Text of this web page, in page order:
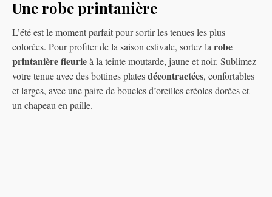
Une robe printanière
L’été est le moment parfait pour sortir les tenues les plus
colorées. Pour profiter de la saison estivale, sortez la robe
printanière fleurieà la teinte moutarde, jaune et noir. Sublimez
votre tenue avec des bottines platesdécontractées, confortables
et larges, avec une paire de boucles d’oreilles créoles dorées et
un chapeau en paille.